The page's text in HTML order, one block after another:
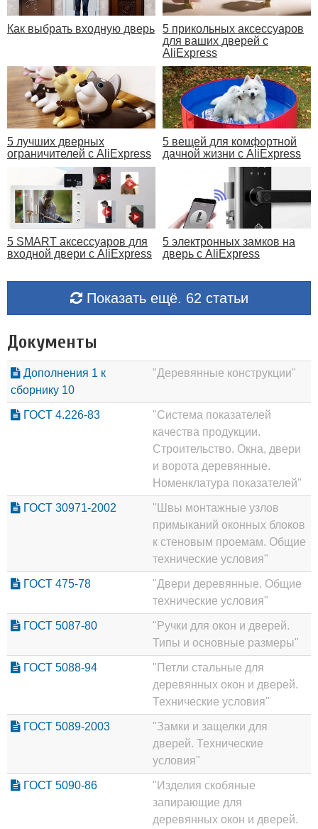
Как выбрать входную дверь
5 прикольных аксессуаров
для ваших дверей с
AliExpress
5 лучших дверных
ограничителей с AliExpress
5 вещей для комфортной
дачной жизни с AliExpress
5 SMART аксессуаров для
входной двери с AliExpress
5 электронных замков на
дверь с AliExpress
Показать ещё. 62 статьи
Документы
Дополнения 1 к
сборнику 10
"Деревянные конструкции"
ГОСТ 4.226-83
"Система показателей
качества продукции.
Строительство. Окна, двери
и ворота деревянные.
Номенклатура показателей"
ГОСТ 30971-2002
"Швы монтажные узлов
примыканий оконных блоков
к стеновым проемам. Общие
технические условия"
ГОСТ 475-78
"Двери деревянные. Общие
технические условия"
ГОСТ 5087-80
"Ручки для окон и дверей.
Типы и основные размеры"
ГОСТ 5088-94
"Петли стальные для
деревянных окон и дверей.
Технические условия"
ГОСТ 5089-2003
"Замки и защелки для
дверей. Технические
условия"
ГОСТ 5090-86
"Изделия скобяные
запирающие для
деревянных окон и дверей.